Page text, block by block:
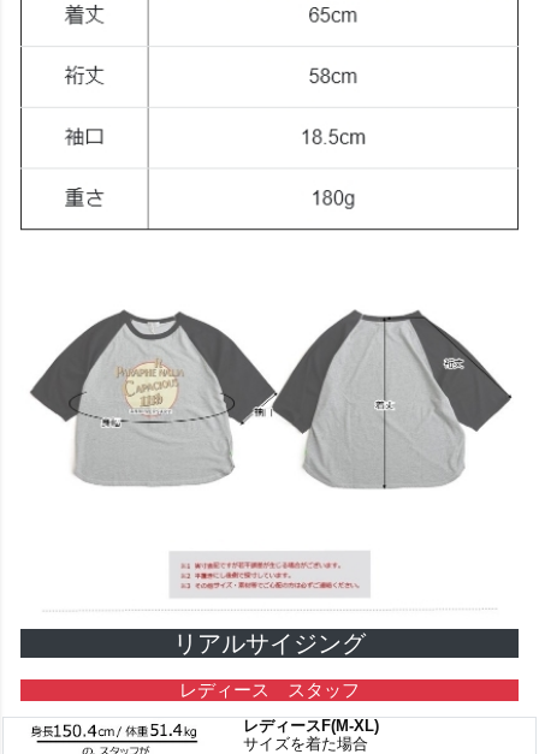
リアルサイジング
レディース スタッフ
レディースF(M-XL)
サイズを着た場合